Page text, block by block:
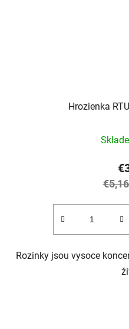
Hrozienka
€5,16
Rozinky jsou vysoce